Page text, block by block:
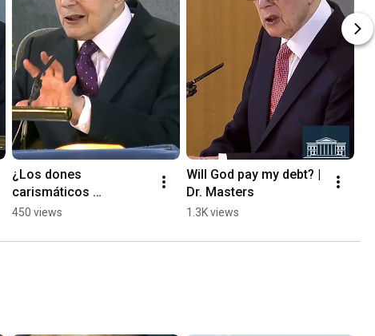
¿Los dones
carismáticos
contradicen la Biblia? |
450 views
Will God pay my debt? |
Dr. Masters
1.3K views